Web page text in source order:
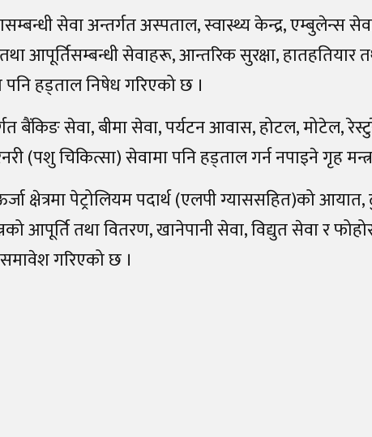
सेवा अन्तर्गत अस्पताल, स्वास्थ्य केन्द्र, एम्बुलेन्स
आपूर्तिसम्बन्धी सेवाहरू, आन्तरिक सुरक्षा, हातहतियार
पनि हड्ताल निषेध गरिएको छ ।
बैंकिङ सेवा, बीमा सेवा, पर्यटन आवास, होटल, मोटेल,
(पशु चिकित्सा) सेवामा पनि हड्ताल गर्न नपाइने गृह
क्षेत्रमा पेट्रोलियम पदार्थ (एलपी ग्याससहित)को
आपूर्ति तथा वितरण, खानेपानी सेवा, विद्युत सेवा र
गरिएको छ ।